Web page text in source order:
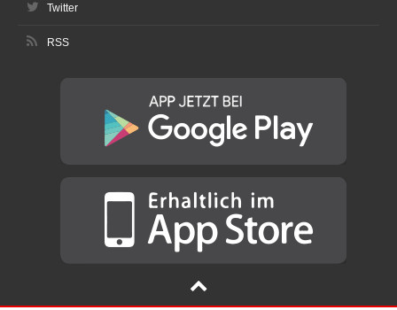
Twitter
RSS